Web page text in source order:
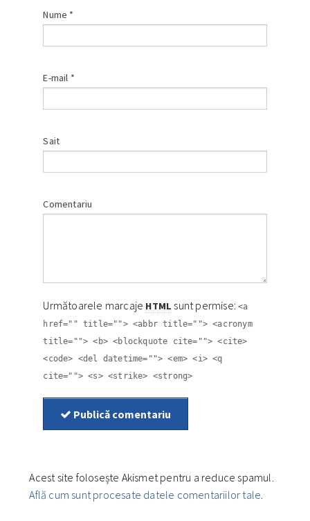
Nume *
E-mail *
Sait
Comentariu
Următoarele marcaje HTML sunt permise:<a
href="" title=""> <abbr title=""> <acronym
title=""> <b> <blockquote cite=""> <cite>
<code> <del datetime=""> <em> <i> <q
cite=""> <s> <strike> <strong>
Publică comentariu
Acest site folosește Akismet pentru a reduce spamul.
Află cum sunt procesate datele comentariilor tale.